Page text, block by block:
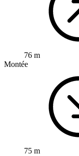
76 m
Montée
75 m